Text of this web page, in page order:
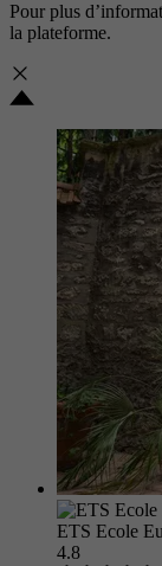
Pour plus
la plateforme.
ETS Ecole
4.8